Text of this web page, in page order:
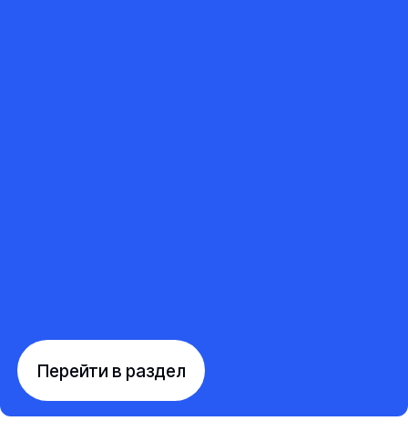
Перейти в раздел